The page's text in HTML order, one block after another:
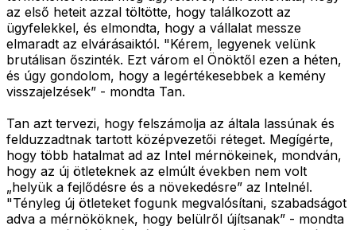
az első heteit azzal töltötte, hogy találkozott az
ügyfelekkel, és elmondta, hogy a vállalat messze
elmaradt az elvárásaiktól. "Kérem, legyenek velünk
brutálisan őszinték. Ezt várom el Önöktől ezen a héten,
és úgy gondolom, hogy a legértékesebbek a kemény
visszajelzések” - mondta Tan.
Tan azt tervezi, hogy felszámolja az általa lassúnak és
felduzzadtnak tartott középvezetői réteget. Megígérte,
hogy több hatalmat ad az Intel mérnökeinek, mondván,
hogy az új ötleteknek az elmúlt években nem volt
„helyük a fejlődésre és a növekedésre” az Intelnél.
"Tényleg új ötleteket fogunk megvalósítani, szabadságot
adva a mérnököknek, hogy belülről újítsanak” - mondta